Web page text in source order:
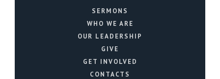
SERMONS
WHO WE ARE
OUR LEADERSHIP
GIVE
GET INVOLVED
CONTACTS